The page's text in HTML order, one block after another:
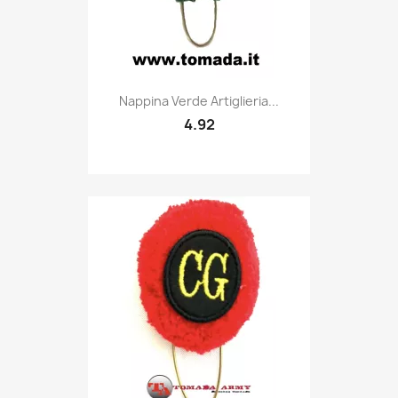
Quick view
Nappina Verde Artiglieria...
4.92